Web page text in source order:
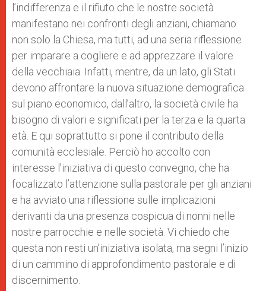
l’indifferenza e il rifiuto che le nostre società
manifestano nei confronti degli anziani, chiamano
non solo la Chiesa, ma tutti, ad una seria riflessione
per imparare a cogliere e ad apprezzare il valore
della vecchiaia. Infatti, mentre, da un lato, gli Stati
devono affrontare la nuova situazione demografica
sul piano economico, dall’altro, la società civile ha
bisogno di valori e significati per la terza e la quarta
età. E qui soprattutto si pone il contributo della
comunità ecclesiale. Perciò ho accolto con
interesse l’iniziativa di questo convegno, che ha
focalizzato l’attenzione sulla pastorale per gli anziani
e ha avviato una riflessione sulle implicazioni
derivanti da una presenza cospicua di nonni nelle
nostre parrocchie e nelle società. Vi chiedo che
questa non resti un’iniziativa isolata, ma segni l’inizio
di un cammino di approfondimento pastorale e di
discernimento.